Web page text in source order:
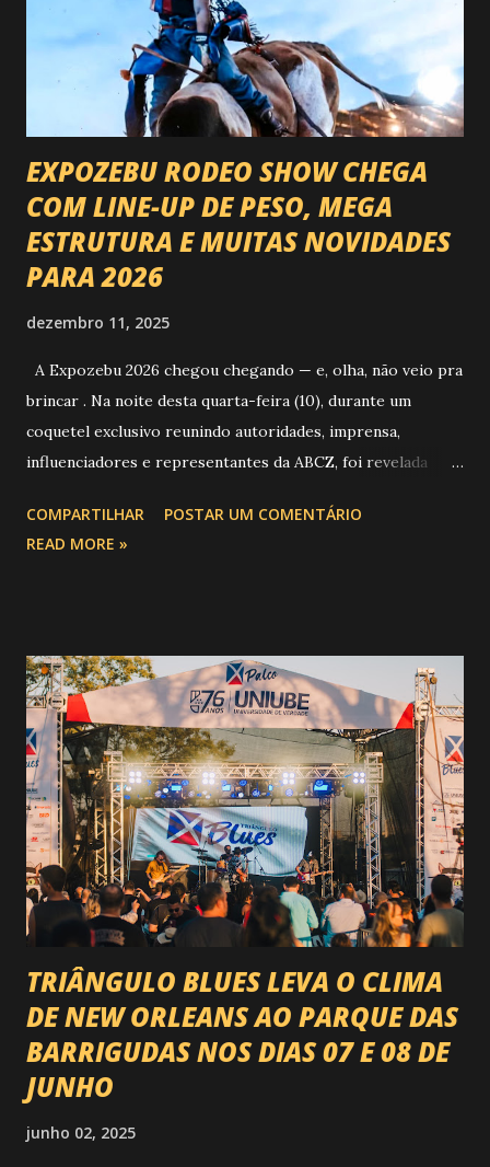
EXPOZEBU RODEO SHOW CHEGA
COM LINE-UP DE PESO, MEGA
ESTRUTURA E MUITAS NOVIDADES
PARA 2026
dezembro 11, 2025
A Expozebu 2026 chegou chegando — e, olha, não veio pra
brincar . Na noite desta quarta-feira (10), durante um
coquetel exclusivo reunindo autoridades, imprensa,
influenciadores e representantes da ABCZ, foi revelada
festa : a chegada do Campeonato de Montarias em Touros
do Circuito Rancho Primavera (CRP) , a maior companhia de
impacto é tão grande que o evento até mudou de nome:
agora é Expozebu Rodeo Shows . E não para por aí. Foto:
@circuitoranchoprimavera 🎤 LINE-UP NACIONAL QUE
VAI ESTREMECER O PARQUE Serão quatro noites , entre
24, 25, 30 de abril e 02 de maio , com oito atrações gigantes
da música brasileira , contemplando sertanejo, forró,
piseiro e sofrência nível hard: Gusttavo Lima Leonardo
Natanzinho Lima Jads & ...
COMPARTILHAR
POSTAR UM COMENTÁRIO
READ MORE »
TRIÂNGULO BLUES LEVA O CLIMA
DE NEW ORLEANS AO PARQUE DAS
BARRIGUDAS NOS DIAS 07 E 08 DE
JUNHO
junho 02, 2025